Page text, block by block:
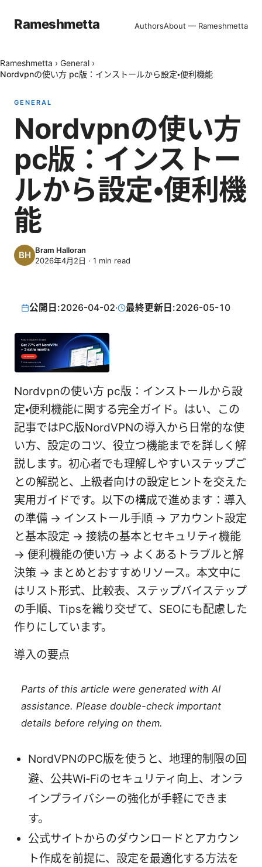
Rameshmetta AuthorsAbout — Rameshmetta
Rameshmetta › General ›
Nordvpnの使い方 pc版：インストールから設定・便利機能
GENERAL
Nordvpnの使い方
pc版：インストー
ルから設定・便利機
能
Bram Halloran
2026年4月2日 · 1 min read
公開日:2026-04-02· 最終更新日:2026-05-10
Nordvpnの使い方 pc版：インストールから設
定・便利機能に関する完全ガイド。はい、この
記事ではPC版NordVPNの導入から日常的な使
い方、設定のコツ、役立つ機能までを詳しく解
説します。初心者でも理解しやすいステップご
との解説と、上級者向けの設定ヒントを交えた
実用ガイドです。以下の構成で進めます：導入
の準備 → インストール手順 → アカウント設定
と基本設定 → 接続の基本とセキュリティ機能
→ 便利機能の使い方 → よくあるトラブルと解
決策 → まとめとおすすめリソース。本文中に
はリスト形式、比較表、ステップバイステップ
の手順、Tipsを織り交ぜて、SEOにも配慮した
作りにしています。
導入の要点
Parts of this article were generated with AI
assistance. Please double-check important
details before relying on them.
NordVPNのPC版を使うと、地理的制限の回
避、公共Wi‑Fiのセキュリティ向上、オンラ
インプライバシーの強化が手軽にできま
す。
公式サイトからのダウンロードとアカウン
ト作成を前提に、設定を最適化する方法を